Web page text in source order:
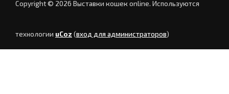
Copyright © 2026 Выставки кошек online. Используются
технологии uCoz (вход для администраторов)